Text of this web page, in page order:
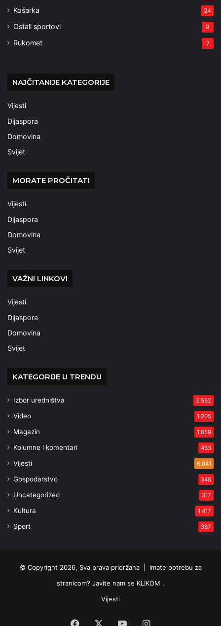
Košarka 24
Ostali sportovi 9
Rukomet 7
NAJČITANIJE KATEGORIJE
Vijesti
Dijaspora
Domovina
Svijet
MORATE PROČITATI
Vijesti
Dijaspora
Domovina
Svijet
VAŽNI LINKOVI
Vijesti
Dijaspora
Domovina
Svijet
KATEGORIJE U TRENDU
Izbor uredništva 2.562
Video 1.205
Magazin 1.859
Kolumne i komentari 433
Vijesti 6.841
Gospodarstvo 348
Uncategorized 317
Kultura 1.417
Sport 387
© Copyright 2026, Sva prava pridržana | Imate potrebu za
stranicom? Javite nam se KLIKOM .
Vijesti
Facebook YouTubeInstagram